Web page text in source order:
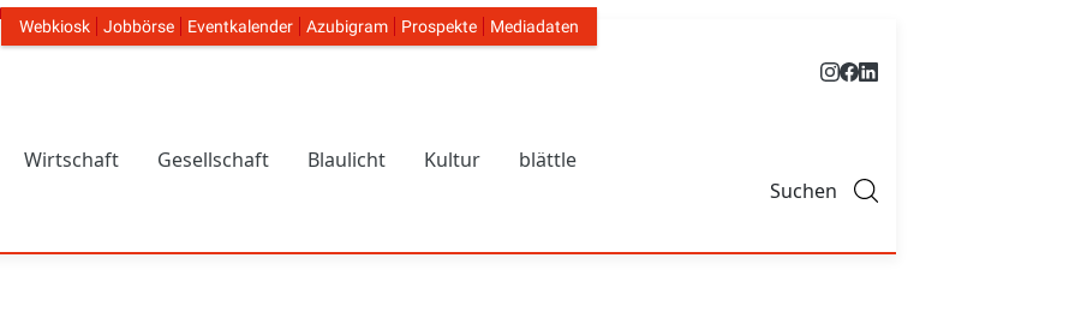
Header Navigation
Webkiosk Jobbörse Eventkalender Azubigram Prospekte Mediadaten
Wirtschaft Gesellschaft Blaulicht Kultur blättle
Suchen